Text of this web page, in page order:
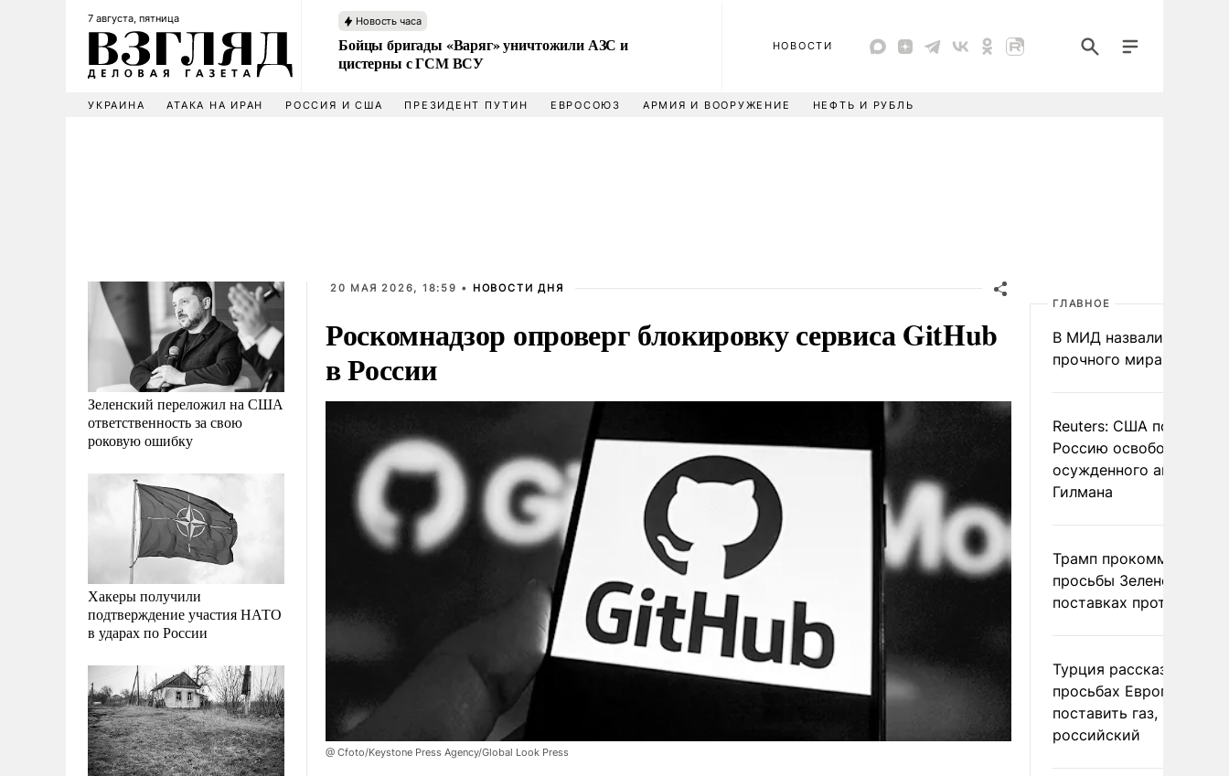
7 августа, пятница Новость часа
Бойцы бригады «Варяг» уничтожили АЗС и
цистерны с ГСМ ВСУ
НОВОСТИ
УКРАИНА АТАКА НА ИРАН РОССИЯ И США ПРЕЗИДЕНТ ПУТИН ЕВРОСОЮЗ АРМИЯ И ВООРУЖЕНИЕ НЕФТЬ И РУБЛЬ
Зеленский переложил на США
ответственность за свою
роковую ошибку
Хакеры получили
подтверждение участия НАТО
в ударах по России
20 МАЯ 2026, 18:59 • НОВОСТИ ДНЯ
Роскомнадзор опроверг блокировку сервиса GitHub
в России
@ Cfoto/Keystone Press Agency/Global Look Press
ГЛАВНОЕ
В МИД назвали условия
прочного мира на
Reuters: США
Россию освободить
осужденного
Гилмана
Трамп
просьбы Зеленского о
поставках
Турция рассказала о
просьбах Европы
поставить газ, но не
российский